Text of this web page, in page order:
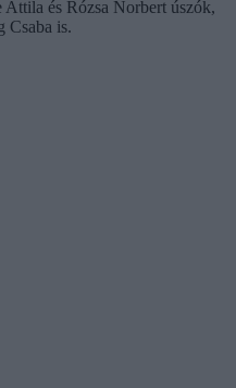
és Rózsa Norbert úszók,
Csaba is.